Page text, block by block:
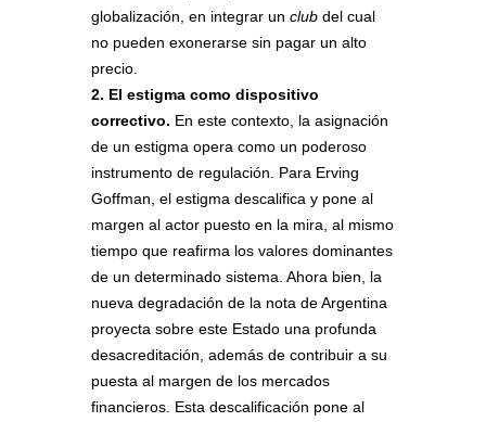
globalización, en integrar un club del cual
no pueden exonerarse sin pagar un alto
precio.
2. El estigma como dispositivo
correctivo. En este contexto, la asignación
de un estigma opera como un poderoso
instrumento de regulación. Para Erving
Goffman, el estigma descalifica y pone al
margen al actor puesto en la mira, al mismo
tiempo que reafirma los valores dominantes
de un determinado sistema. Ahora bien, la
nueva degradación de la nota de Argentina
proyecta sobre este Estado una profunda
desacreditación, además de contribuir a su
puesta al margen de los mercados
financieros. Esta descalificación pone al